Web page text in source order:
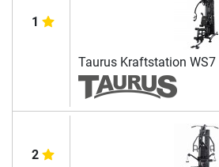
1
Taurus Kraftstation WS7
2